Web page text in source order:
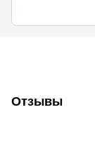
Отзывы